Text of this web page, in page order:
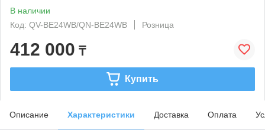
В наличии
Код: QV-BE24WB/QN-BE24WB
Розница
412 000 ₸
Купить
Описание Характеристики Доставка Оплата